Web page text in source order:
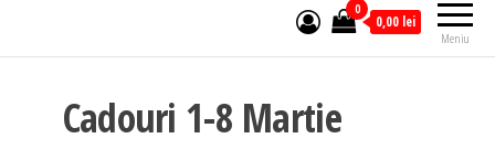
Meniu
0
0,00 lei
Cadouri 1-8 Martie